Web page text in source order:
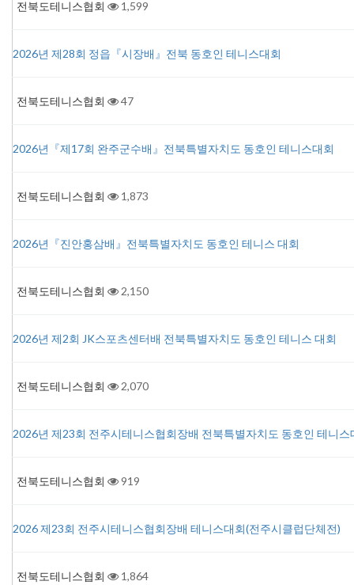
전북도테니스협회 1,599
2026년 제28회 정읍『시장배』전북 동호인 테니스대회
전북도테니스협회 47
2026년『제17회 완주군수배』전북특별자치도 동호인 테니스대회
전북도테니스협회 1,873
2026년『진안홍삼배』전북특별자치도 동호인 테니스 대회
전북도테니스협회 2,150
2026년 제2회 JK스포츠센터배 전북특별자치도 동호인 테니스 대회
전북도테니스협회 2,070
2026년 제23회 전주시테니스협회장배 전북특별자치도 동호인 테니스
전북도테니스협회 919
2026 제23회 전주시테니스협회장배 테니스대회(전주시클럽단체전)
전북도테니스협회 1,864